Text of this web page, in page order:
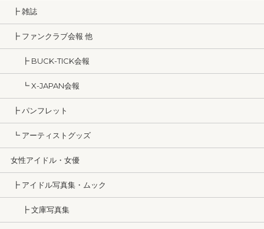
┣ 雑誌
┣ ファンクラブ会報 他
┣ BUCK-TICK会報
┗ X-JAPAN会報
┣ パンフレット
┗ アーティストグッズ
女性アイドル・女優
┣ アイドル写真集・ムック
┣ 文庫写真集